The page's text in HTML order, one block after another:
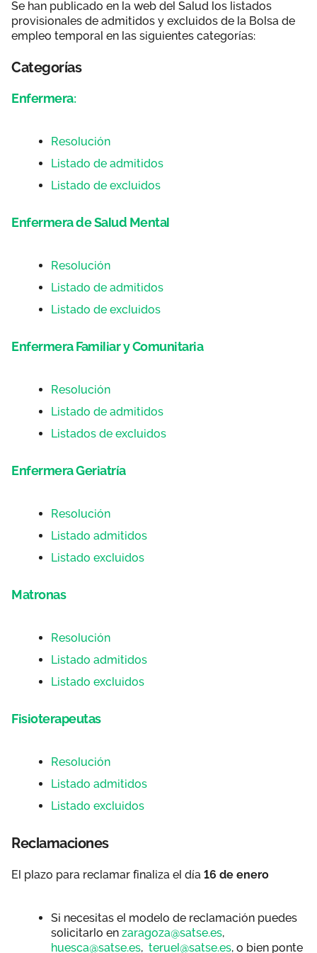
Se han publicado en la web del Salud los listados
provisionales de admitidos y excluidos de la Bolsa de
empleo temporal en las siguientes categorías:
Categorías
Enfermera:
Resolución
Listado de admitidos
Listado de excluidos
Enfermera de Salud Mental
Resolución
Listado de admitidos
Listado de excluidos
Enfermera Familiar y Comunitaria
Resolución
Listado de admitidos
Listados de excluidos
Enfermera Geriatría
Resolución
Listado admitidos
Listado excluidos
Matronas
Resolución
Listado admitidos
Listado excluidos
Fisioterapeutas
Resolución
Listado admitidos
Listado excluidos
Reclamaciones
El plazo para reclamar finaliza el día 16 de enero
Si necesitas el modelo de reclamación puedes
solicitarlo en zaragoza@satse.es,
huesca@satse.es, teruel@satse.es, o bien ponte